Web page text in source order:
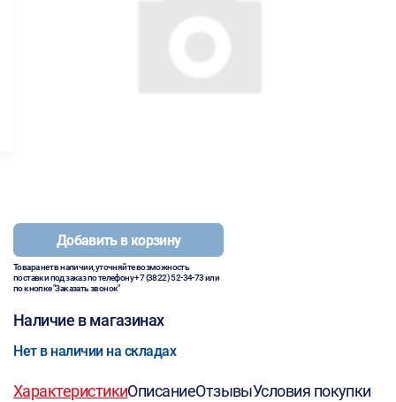
Добавить в корзину
Товара нет в наличии, уточняйте возможность
поставки под заказ по телефону+7 (3822) 52-34-73или
по кнопке "Заказать звонок"
Наличие в магазинах
Нет в наличии на складах
ХарактеристикиОписаниеОтзывыУсловия покупки